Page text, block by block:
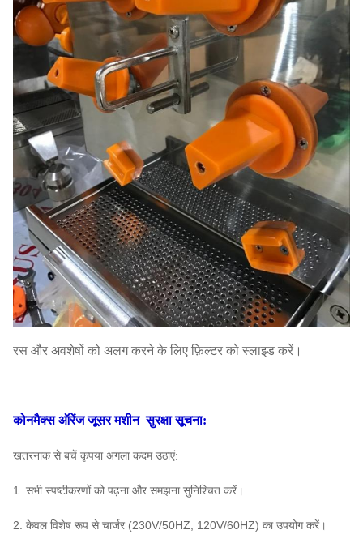
रस और अवशेषों को अलग करने के लिए फ़िल्टर को स्लाइड करें।
कोनमैक्स ऑरेंज जूसर मशीन सुरक्षा सूचना:
खतरनाक से बचें कृपया अगला कदम उठाएं:
1. सभी स्पष्टीकरणों को पढ़ना और समझना सुनिश्चित करें।
2. केवल विशेष रूप से चार्जर (230V/50HZ, 120V/60HZ) का उपयोग करें।